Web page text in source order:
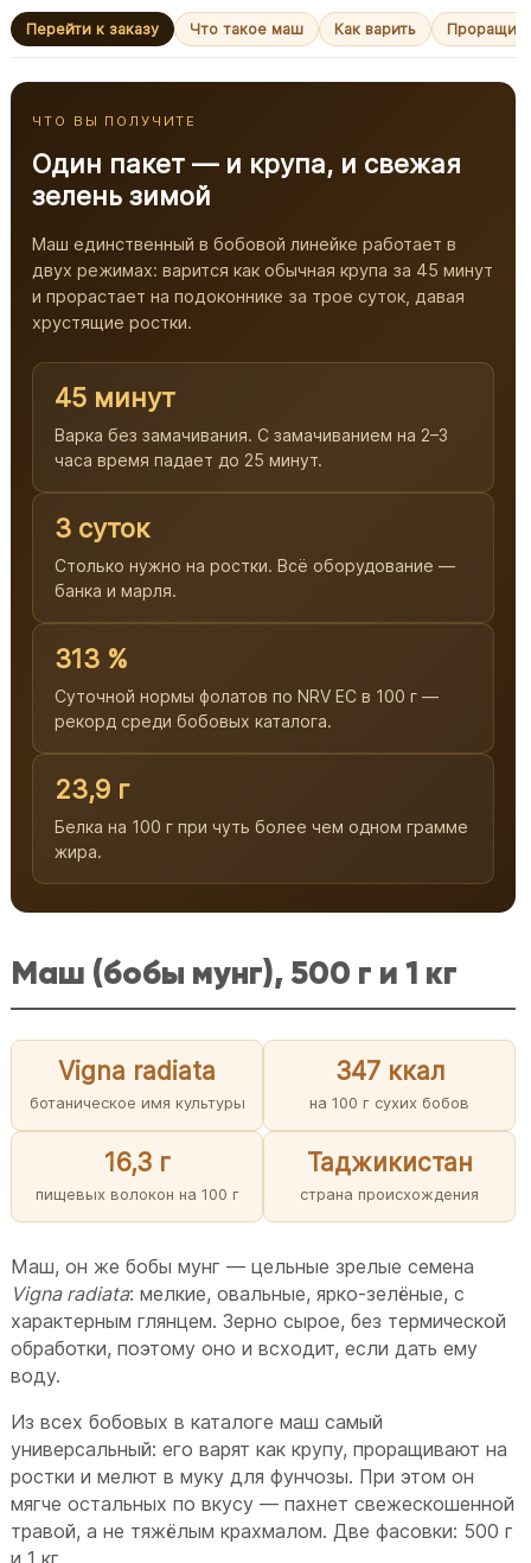
Что такое маш Как варить
Перейти к заказу
ЧТО ВЫ ПОЛУЧИТЕ
Один пакет — и крупа, и свежая
зелень зимой
Маш единственный в бобовой линейке работает в
двух режимах: варится как обычная крупа за 45 минут
и прорастает на подоконнике за трое суток, давая
хрустящие ростки.
45 минут
Варка без замачивания. С замачиванием на 2–3
часа время падает до 25 минут.
3 суток
Столько нужно на ростки. Всё оборудование —
банка и марля.
313 %
Суточной нормы фолатов по NRV ЕС в 100 г —
рекорд среди бобовых каталога.
23,9 г
Белка на 100 г при чуть более чем одном грамме
жира.
Маш (бобы мунг), 500 г и 1 кг
Vigna radiata
ботаническое имя культуры
347 ккал
на 100 г сухих бобов
16,3 г
пищевых волокон на 100 г
Таджикистан
страна происхождения
Маш, он же бобы мунг — цельные зрелые семена
Vigna radiata: мелкие, овальные, ярко-зелёные, с
характерным глянцем. Зерно сырое, без термической
обработки, поэтому оно и всходит, если дать ему
воду.
Из всех бобовых в каталоге маш самый
универсальный: его варят как крупу, проращивают на
ростки и мелют в муку для фунчозы. При этом он
мягче остальных по вкусу — пахнет свежескошенной
травой, а не тяжёлым крахмалом. Две фасовки: 500 г
и 1 кг.